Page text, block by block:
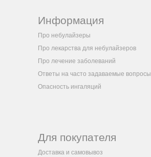
Информация
Про небулайзеры
Про лекарства для небулайзеров
Про лечение заболеваний
Ответы на часто задаваемые вопросы
Опасность ингаляций
Для покупателя
Доставка и самовывоз